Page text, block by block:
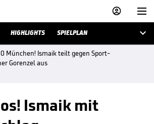


HIGHLIGHTS SPIELPLAN 
München! Ismaik teilt gegen Sport-
Gorenzel aus
Ismaik mit